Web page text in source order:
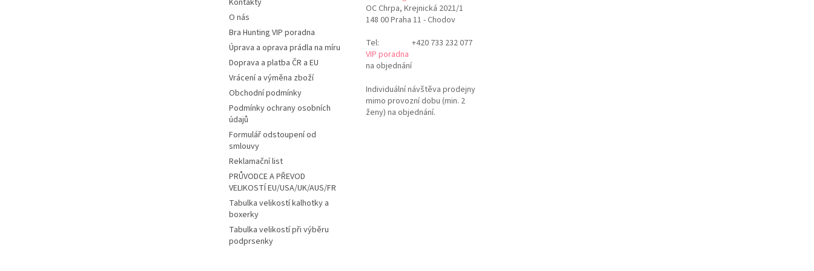
O nás
Bra Hunting VIP poradna
Úprava a oprava prádla na míru
Doprava a platba ČR a EU
Vrácení a výměna zboží
Obchodní podmínky
Podmínky ochrany osobních
údajů
Formulář odstoupení od
smlouvy
Reklamační list
PRŮVODCE A PŘEVOD
VELIKOSTÍ EU/USA/UK/AUS/FR
Tabulka velikostí kalhotky a
boxerky
Tabulka velikostí při výběru
podprsenky
OC Chrpa, Krejnická 2021/1
148 00 Praha 11 - Chodov
Tel:
+420 733 232 077
VIP poradna
na objednání
Individuální návštěva prodejny
mimo provozní dobu (min. 2
ženy) na objednání.